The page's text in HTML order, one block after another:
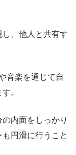
、他人と共有す
音楽を通じて自
。
内面をしっかり
円滑に行うこと